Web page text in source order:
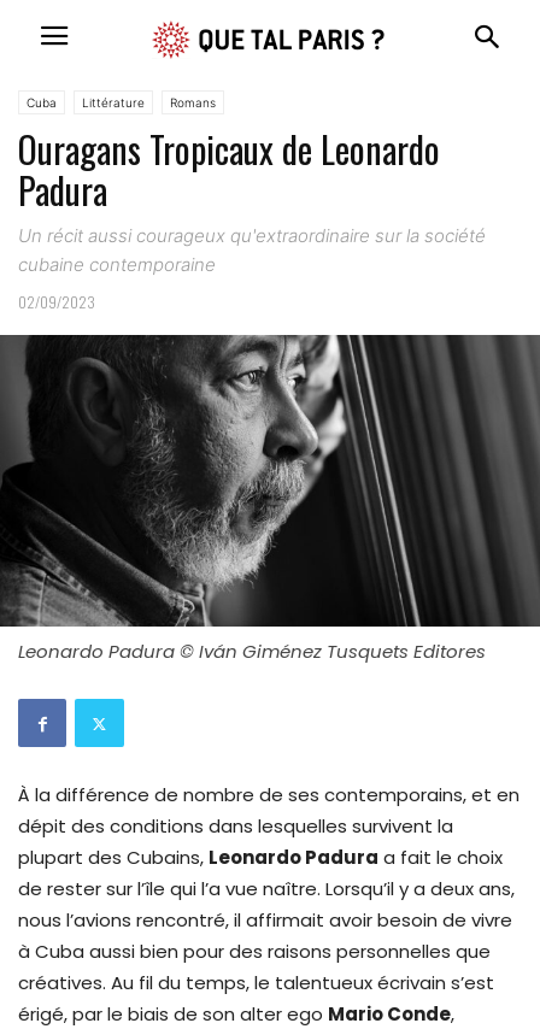
Cuba Littérature Romans
Ouragans Tropicaux de Leonardo
Padura
Un récit aussi courageux qu'extraordinaire sur la société
cubaine contemporaine
02/09/2023
Leonardo Padura © Iván Giménez Tusquets Editores
À la différence de nombre de ses contemporains, et en
dépit des conditions dans lesquelles survivent la
plupart des Cubains, Leonardo Padura a fait le choix
de rester sur l’île qui l’a vue naître. Lorsqu’il y a deux ans,
nous l’avions rencontré, il affirmait avoir besoin de vivre
à Cuba aussi bien pour des raisons personnelles que
créatives. Au fil du temps, le talentueux écrivain s’est
érigé, par le biais de son alter ego Mario Conde,